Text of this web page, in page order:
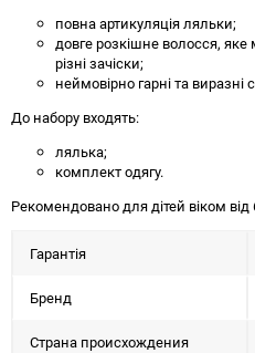
повна артикуляція ляльки;
довге розкішне волосся,
різні зачіски;
неймовірно гарні та виразні
До набору входять:
лялька;
комплект одягу.
Рекомендовано для дітей віком від
Гарантія
Бренд
Страна происхождения